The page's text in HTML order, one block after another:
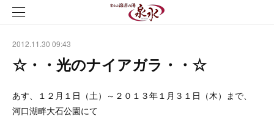
2012.11.30 09:43
☆・・光のナイアガラ・・☆
あす、１２月１日（土）～２０１３年１月３１日（木）まで、
河口湖畔大石公園にて